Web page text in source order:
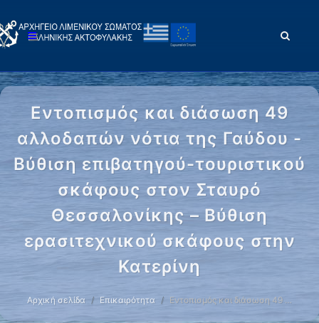
Εντοπισμός και διάσωση 49
αλλοδαπών νότια της Γαύδου -
Βύθιση επιβατηγού-τουριστικού
σκάφους στον Σταυρό
Θεσσαλονίκης – Βύθιση
ερασιτεχνικού σκάφους στην
Κατερίνη
Αρχική σελίδα Επικαιρότητα Εντοπισμός και διάσωση 49 …